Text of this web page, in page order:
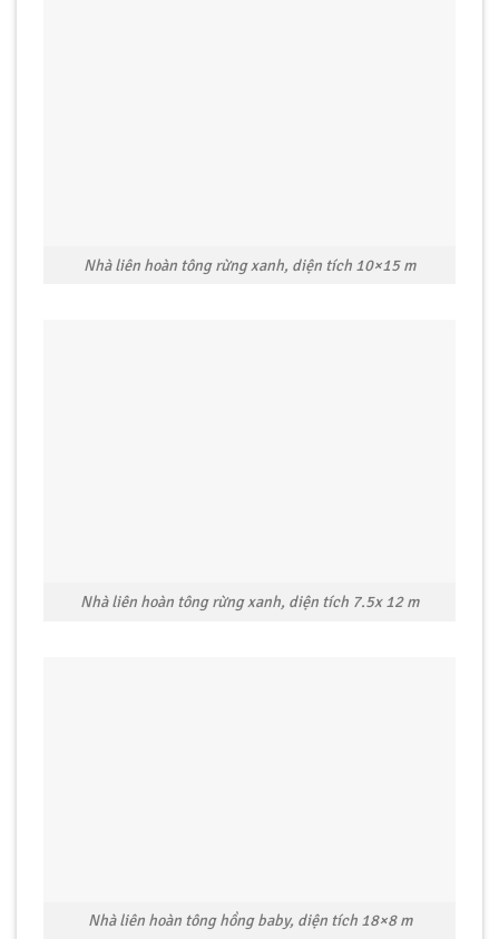
Nhà liên hoàn tông rừng xanh, diện tích 10×15 m
Nhà liên hoàn tông rừng xanh, diện tích 7.5x 12 m
Nhà liên hoàn tông hồng baby, diện tích 18×8 m